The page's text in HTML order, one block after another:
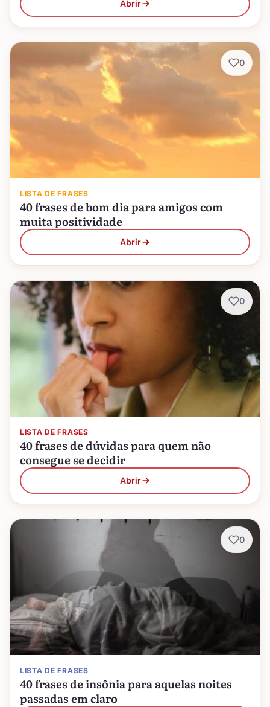
Abrir
LISTA DE FRASES
40 frases de bom dia para amigos com
muita positividade
Abrir
0
LISTA DE FRASES
40 frases de dúvidas para quem não
consegue se decidir
Abrir
0
LISTA DE FRASES
40 frases de insônia para aquelas noites
passadas em claro
0